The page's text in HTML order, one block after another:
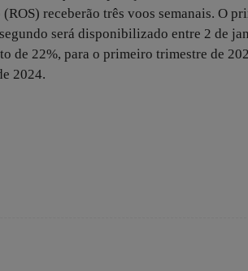
receberão três voos semanais. O
será disponibilizado entre 2 de
de 22%, para o primeiro trimestre de
2024.